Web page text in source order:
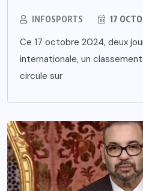
INFOSPORTS 17
Ce 17 octobre 2024, deux
internationale, un
circule sur